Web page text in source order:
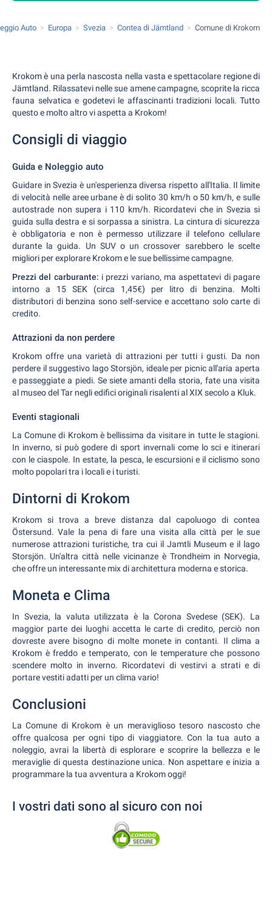
Auto Europa Svezia Contea di Jämtland Comune di Krokom
Krokom è una perla nascosta nella vasta e spettacolare regione di
Jämtland. Rilassatevi nelle sue amene campagne, scoprite la ricca
fauna selvatica e godetevi le affascinanti tradizioni locali. Tutto
questo e molto altro vi aspetta a Krokom!
Consigli di viaggio
Guida e Noleggio auto
Guidare in Svezia è un'esperienza diversa rispetto all'Italia. Il limite
di velocità nelle aree urbane è di solito 30 km/h o 50 km/h, e sulle
autostrade non supera i 110 km/h. Ricordatevi che in Svezia si
guida sulla destra e si sorpassa a sinistra. La cintura di sicurezza
è obbligatoria e non è permesso utilizzare il telefono cellulare
durante la guida. Un SUV o un crossover sarebbero le scelte
migliori per explorare Krokom e le sue bellissime campagne.
Prezzi del carburante: i prezzi variano, ma aspettatevi di pagare
intorno a 15 SEK (circa 1,45€) per litro di benzina. Molti
distributori di benzina sono self-service e accettano solo carte di
credito.
Attrazioni da non perdere
Krokom offre una varietà di attrazioni per tutti i gusti. Da non
perdere il suggestivo lago Storsjön, ideale per picnic all'aria aperta
e passeggiate a piedi. Se siete amanti della storia, fate una visita
al museo del Tar negli edifici originali risalenti al XIX secolo a Kluk.
Eventi stagionali
La Comune di Krokom è bellissima da visitare in tutte le stagioni.
In inverno, si può godere di sport invernali come lo sci e itinerari
con le ciaspole. In estate, la pesca, le escursioni e il ciclismo sono
molto popolari tra i locali e i turisti.
Dintorni di Krokom
Krokom si trova a breve distanza dal capoluogo di contea
Östersund. Vale la pena di fare una visita alla città per le sue
numerose attrazioni turistiche, tra cui il Jamtli Museum e il lago
Storsjön. Un'altra città nelle vicinanze è Trondheim in Norvegia,
che offre un interessante mix di architettura moderna e storica.
Moneta e Clima
In Svezia, la valuta utilizzata è la Corona Svedese (SEK). La
maggior parte dei luoghi accetta le carte di credito, perciò non
dovreste avere bisogno di molte monete in contanti. Il clima a
Krokom è freddo e temperato, con le temperature che possono
scendere molto in inverno. Ricordatevi di vestirvi a strati e di
portare vestiti adatti per un clima vario!
Conclusioni
La Comune di Krokom è un meraviglioso tesoro nascosto che
offre qualcosa per ogni tipo di viaggiatore. Con la tua auto a
noleggio, avrai la libertà di esplorare e scoprire la bellezza e le
meraviglie di questa destinazione unica. Non aspettare e inizia a
programmare la tua avventura a Krokom oggi!
I vostri dati sono al sicuro con noi